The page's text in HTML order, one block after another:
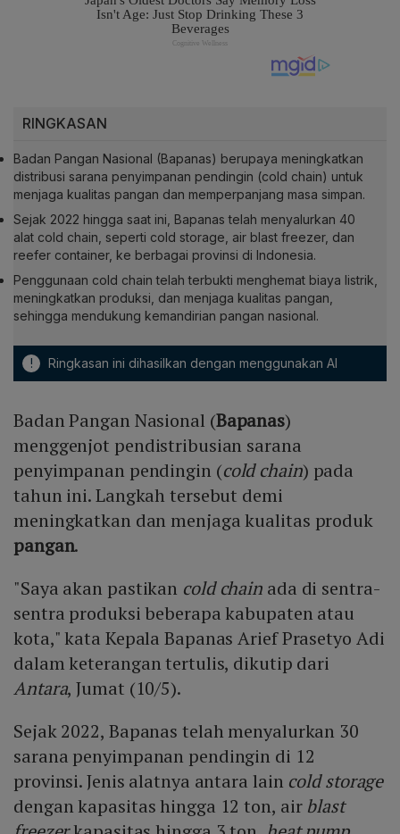
RINGKASAN
Badan Pangan Nasional (Bapanas) berupaya meningkatkan
distribusi sarana penyimpanan pendingin (cold chain) untuk
menjaga kualitas pangan dan memperpanjang masa simpan.
Sejak 2022 hingga saat ini, Bapanas telah menyalurkan 40
alat cold chain, seperti cold storage, air blast freezer, dan
reefer container, ke berbagai provinsi di Indonesia.
Penggunaan cold chain telah terbukti menghemat biaya listrik,
meningkatkan produksi, dan menjaga kualitas pangan,
sehingga mendukung kemandirian pangan nasional.
! Ringkasan ini dihasilkan dengan menggunakan AI
Badan Pangan Nasional (Bapanas)
menggenjot pendistribusian sarana
penyimpanan pendingin (cold chain) pada
tahun ini. Langkah tersebut demi
meningkatkan dan menjaga kualitas produk
pangan.
"Saya akan pastikan cold chain ada di sentra-
sentra produksi beberapa kabupaten atau
kota," kata Kepala Bapanas Arief Prasetyo Adi
dalam keterangan tertulis, dikutip dari
Antara, Jumat (10/5).
Sejak 2022, Bapanas telah menyalurkan 30
sarana penyimpanan pendingin di 12
provinsi. Jenis alatnya antara lain cold storage
dengan kapasitas hingga 12 ton, air blast